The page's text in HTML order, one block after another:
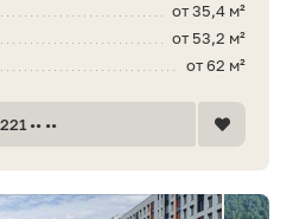
от 35,4 м²
от 53,2 м²
от 62 м²
•• ••